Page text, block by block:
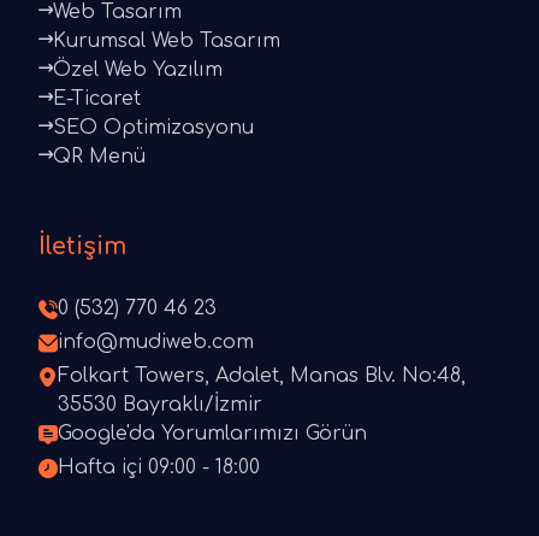
Web Tasarım
Kurumsal Web Tasarım
Özel Web Yazılım
E-Ticaret
SEO Optimizasyonu
QR Menü
İletişim
0 (532) 770 46 23
info@mudiweb.com
Folkart Towers, Adalet, Manas Blv. No:48,
35530 Bayraklı/İzmir
Google'da Yorumlarımızı Görün
Hafta içi 09:00 - 18:00